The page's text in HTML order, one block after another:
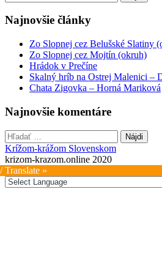
Najnovšie články
Zo Slopnej cez Belušské Slatiny
Zo Slopnej cez Mojtín (okruh)
Hrádok v Prečíne
Skalný hríb na Ostrej Malenici –
Chata Zigovka – Horná Mariková
Najnovšie komentáre
Hľadať:
Krížom-krážom Slovenskom
krizom-krazom.online 2020
Translate »